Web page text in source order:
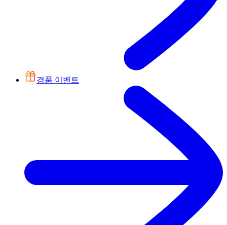
경품 이벤트